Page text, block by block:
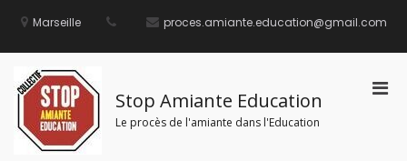
Marseille proces.amiante.education@gmail.com
Stop Amiante Education
Le procès de l'amiante dans l'Education